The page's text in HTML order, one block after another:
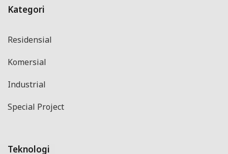
Kategori
Residensial
Komersial
Industrial
Special Project
Teknologi